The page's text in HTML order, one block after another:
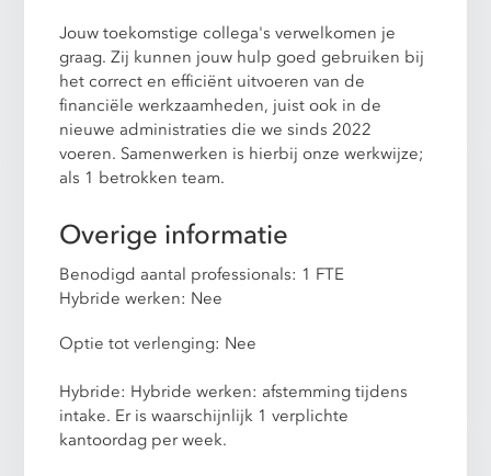
Jouw toekomstige collega's verwelkomen je
graag. Zij kunnen jouw hulp goed gebruiken bij
het correct en efficiënt uitvoeren van de
financiële werkzaamheden, juist ook in de
nieuwe administraties die we sinds 2022
voeren. Samenwerken is hierbij onze werkwijze;
als 1 betrokken team.
Overige informatie
Benodigd aantal professionals: 1 FTE
Hybride werken: Nee
Optie tot verlenging: Nee
Hybride: Hybride werken: afstemming tijdens
intake. Er is waarschijnlijk 1 verplichte
kantoordag per week.